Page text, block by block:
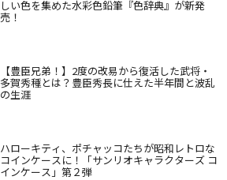
しい色を集めた水彩色鉛筆『色辞典』が新発
売！
【豊臣兄弟！】2度の改易から復活した武将・
多賀秀種とは？豊臣秀長に仕えた半年間と波乱
の生涯
ハローキティ、ポチャッコたちが昭和レトロな
コインケースに！「サンリオキャラクターズ コ
インケース」第２弾